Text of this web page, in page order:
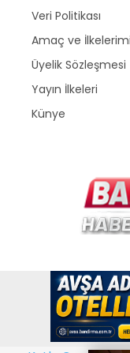
Veri Politikası
Amaç ve
Üyelik Sözleşmesi
Yayın İlkeleri
Künye
Copyright ©